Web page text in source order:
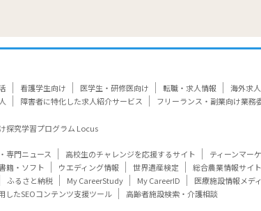
看護学生向け 医学生・研修医向け 転職・求人情報 海外求人
障害者に特化した求人紹介サービス フリーランス・副業向け業務
探究学習プログラム Locus
専門ニュース 高校生のチャレンジを応援するサイト ティーンマー
籍・ソフト ウエディング情報 世界遺産検定 総合農業情報サイト
ふるさと納税 My CareerStudy My CareerID 医療施設情報メデ
したSEOコンテンツ支援ツール 高齢者施設検索・介護相談